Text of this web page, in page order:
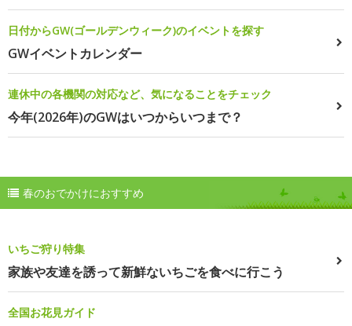
日付からGW(ゴールデンウィーク)のイベントを探す
GWイベントカレンダー
連休中の各機関の対応など、気になることをチェック
今年(2026年)のGWはいつからいつまで？
春のおでかけにおすすめ
いちご狩り特集
家族や友達を誘って新鮮ないちごを食べに行こう
全国お花見ガイド